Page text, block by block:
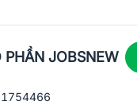
PHẦN JOBSNEW